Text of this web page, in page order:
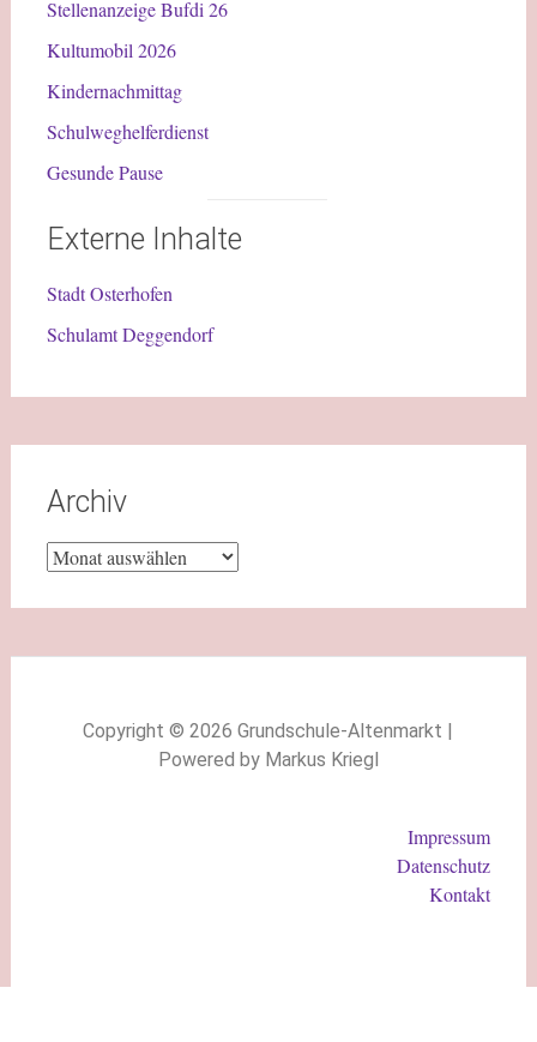
Stellenanzeige Bufdi 26
Kultumobil 2026
Kindernachmittag
Schulweghelferdienst
Gesunde Pause
Externe Inhalte
Stadt Osterhofen
Schulamt Deggendorf
Archiv
Copyright © 2026 Grundschule-Altenmarkt |
Powered by Markus Kriegl
Impressum
Datenschutz
Kontakt